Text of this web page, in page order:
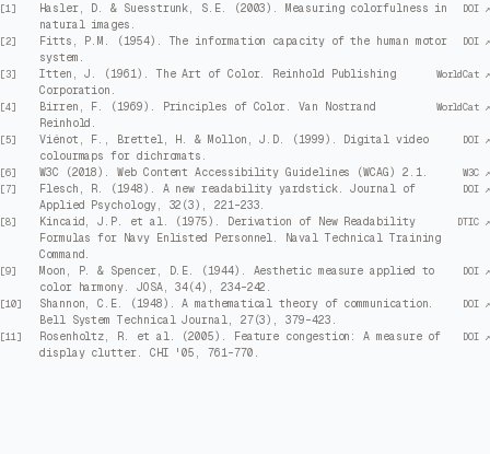
[1]
Hasler, D. & Suesstrunk, S.E. (2003). Measuring colorfulness in
natural images.
DOI ↗
[2]
Fitts, P.M. (1954). The information capacity of the human motor
system.
DOI ↗
[3]
Itten, J. (1961). The Art of Color. Reinhold Publishing
Corporation.
WorldCat ↗
[4]
Birren, F. (1969). Principles of Color. Van Nostrand
Reinhold.
WorldCat ↗
[5]
Viénot, F., Brettel, H. & Mollon, J.D. (1999). Digital video
colourmaps for dichromats.
DOI ↗
[6] W3C (2018). Web Content Accessibility Guidelines (WCAG) 2.1.
W3C ↗
[7]
Flesch, R. (1948). A new readability yardstick. Journal of
Applied Psychology, 32(3), 221–233.
DOI ↗
[8]
Kincaid, J.P. et al. (1975). Derivation of New Readability
Formulas for Navy Enlisted Personnel. Naval Technical Training
Command.
DTIC ↗
[9]
Moon, P. & Spencer, D.E. (1944). Aesthetic measure applied to
color harmony. JOSA, 34(4), 234–242.
DOI ↗
[10]
Shannon, C.E. (1948). A mathematical theory of communication.
Bell System Technical Journal, 27(3), 379–423.
DOI ↗
[11]
Rosenholtz, R. et al. (2005). Feature congestion: A measure of
display clutter. CHI '05, 761–770.
DOI ↗